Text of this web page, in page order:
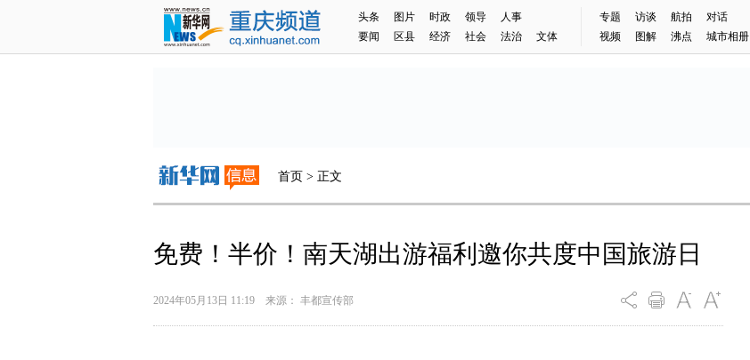
头条 图片 时政 领导
人事
要闻
区县 经济 社会 法治 文体
专题 访谈 航拍
对话
视频
图解 沸点 城市相册
首页 > 正文
免费！半价！南天湖出游福利邀你共度中国旅游日
2024年05月13日 11:19 来源： 丰都宣传部